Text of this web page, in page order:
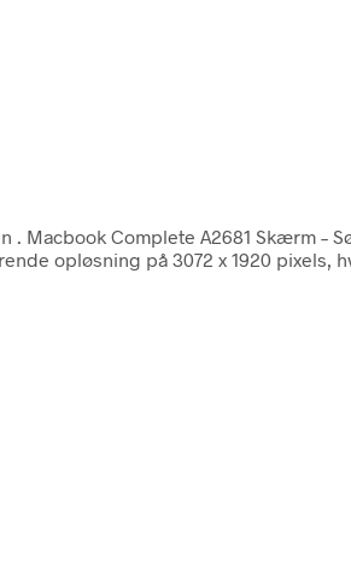
. Macbook Complete A2681 Skærm –
opløsning på 3072 x 1920